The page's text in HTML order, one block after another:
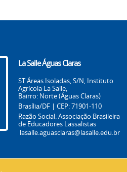
La Salle Águas Claras
ST Áreas Isoladas, S/N, Instituto
Agrícola La Salle,
Bairro: Norte (Águas Claras)
Brasília/DF | CEP: 71901-110
Razão Social: Associação Brasileira
de Educadores Lassalistas
lasalle.aguasclaras@lasalle.edu.br